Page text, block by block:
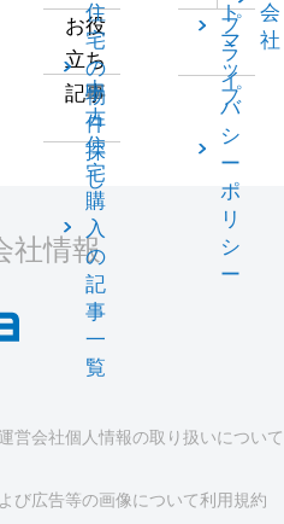
住
宅
の
物
件
探
し
お役
立ち
記事
中
古
住
宅
購
入
の
記
事
一
覧
ト
マ
ッ
プ
会
社
プ
ラ
イ
バ
シ
ー
ポ
リ
シ
ー
社情報
運営会社個人情報の取り扱いについて
び広告等の画像について利用規約